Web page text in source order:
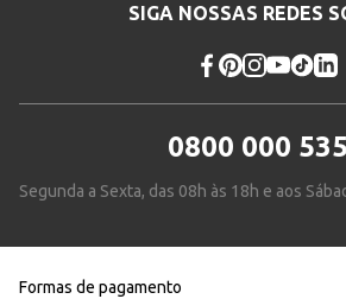
SIGA NOSSAS REDES
0800 000
Segunda a Sexta, das 08h às 18h e aos
Formas de pagamento